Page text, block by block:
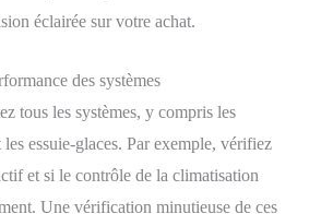
éclairée sur votre achat.
des systèmes
tous les systèmes, y compris les
les essuie-glaces. Par exemple, vérifiez
et si le contrôle de la climatisation
Une vérification minutieuse de ces